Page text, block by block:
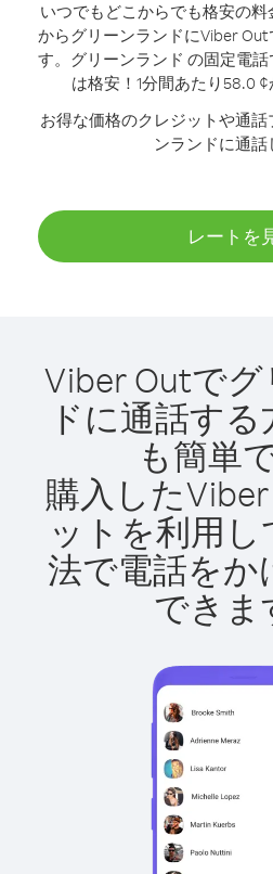
いつでもどこからでも格安の
からグリーンランドにViber
す。 グリーンランド の固定電
は格安！1分間あたり58.0 ¢
お得な価格のクレジットや通
ンランドに通話
レートを
Viber Outで
ドに通話す
も簡単
購入した
ットを利用
法で電話を
できま